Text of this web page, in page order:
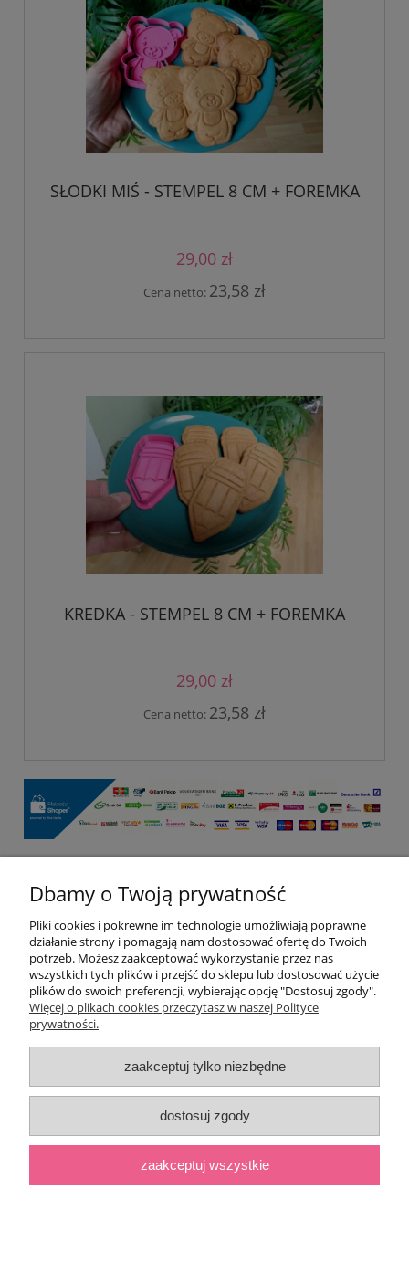
SŁODKI MIŚ - STEMPEL 8 CM + FOREMKA
29,00 zł
Cena netto: 23,58 zł
KREDKA - STEMPEL 8 CM + FOREMKA
29,00 zł
Cena netto: 23,58 zł
Pomoc
Moje konto
Płatności i dostawa
O nas
pokaż pełną wersję strony
Sklep internetowy Shoper.pl
Dbamy o Twoją prywatność
Pliki cookies i pokrewne im technologie umożliwiają poprawne
działanie strony i pomagają nam dostosować ofertę do Twoich
potrzeb. Możesz zaakceptować wykorzystanie przez nas
wszystkich tych plików i przejść do sklepu lub dostosować użycie
plików do swoich preferencji, wybierając opcję "Dostosuj zgody".
Więcej o plikach cookies przeczytasz w naszej Polityce
prywatności.
zaakceptuj tylko niezbędne
dostosuj zgody
zaakceptuj wszystkie